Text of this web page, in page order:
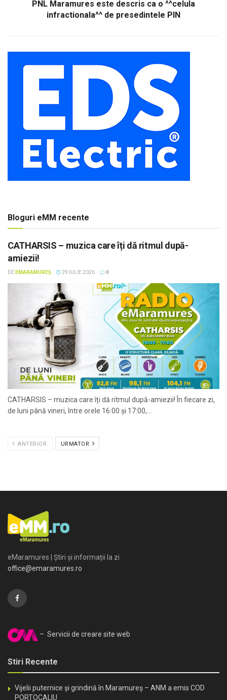
PNL Maramures este descris ca o ^^celula
infractionala^^ de presedintele PIN
Bloguri eMM recente
CATHARSIS – muzica care îți dă ritmul după-
amiezii!
DE EMARAMUREȘ 29 IULIE 2026 0
CATHARSIS – muzica care îți dă ritmul după-amiezii! În fiecare zi,
de luni până vineri, între orele 16:00 și 17:00,...
ANTERIOR URMATOR
eMaramures | Știri și informații la zi
office@emaramures.ro
– Servicii de creare site web
Stiri Recente
Vijelii puternice și grindină în Maramureș – ANM a emis COD
PORTOCALIU